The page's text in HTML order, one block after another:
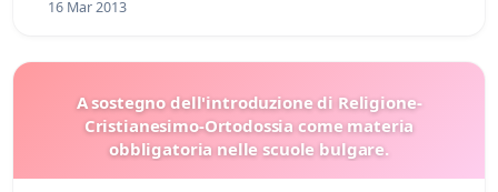
16 Mar 2013
A sostegno dell'introduzione di Religione-
Cristianesimo-Ortodossia come materia
obbligatoria nelle scuole bulgare.